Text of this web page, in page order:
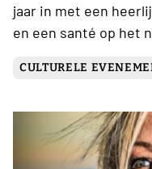
jaar in met een
en een santé op het
CULTURELE